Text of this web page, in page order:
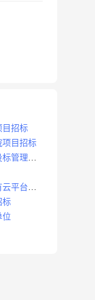
目招标
项目招标
管理办
平台扩
标
位